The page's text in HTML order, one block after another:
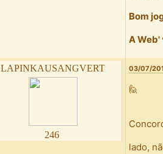
Bom
A Web'
lapinkausangvert
246
03/07/
🙋
lado,